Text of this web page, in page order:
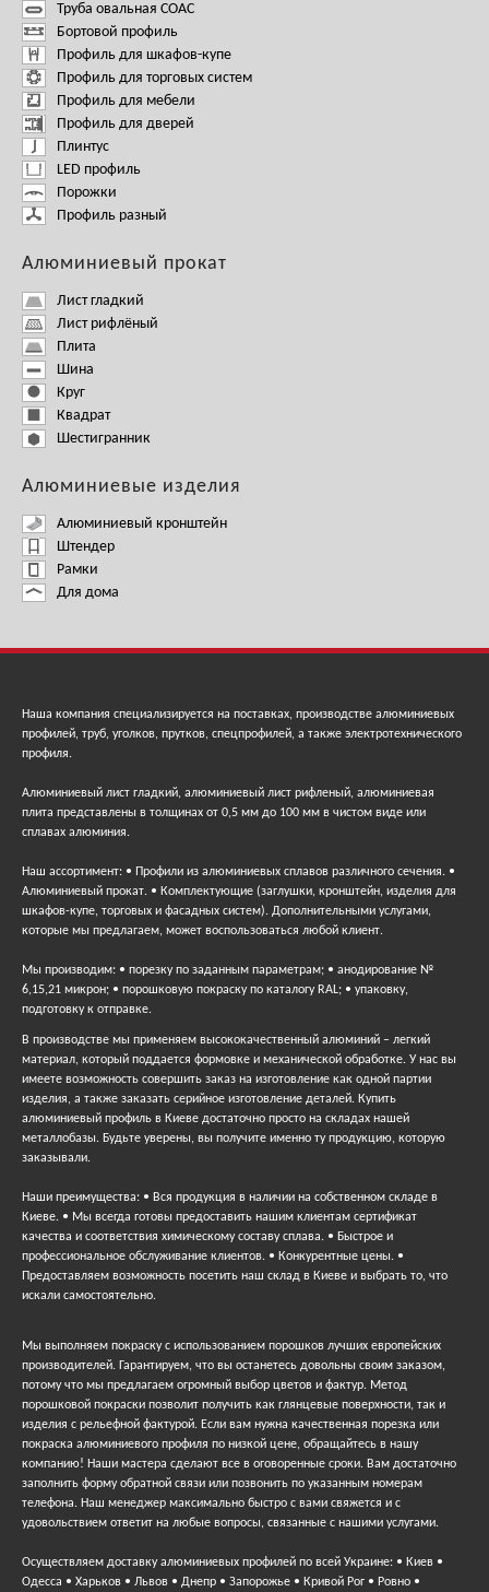
Труба овальная СОАС
Бортовой профиль
Профиль для шкафов-купе
Профиль для торговых систем
Профиль для мебели
Профиль для дверей
Плинтус
LED профиль
Порожки
Профиль разный
Алюминиевый прокат
Лист гладкий
Лист рифлёный
Плита
Шина
Круг
Квадрат
Шестигранник
Алюминиевые изделия
Алюминиевый кронштейн
Штендер
Рамки
Для дома
Наша компания специализируется на поставках, производстве алюминиевых
профилей, труб, уголков, прутков, спецпрофилей, а также электротехнического
профиля.
Алюминиевый лист гладкий, алюминиевый лист рифленый, алюминиевая
плита представлены в толщинах от 0,5 мм до 100 мм в чистом виде или
сплавах алюминия.
Наш ассортимент: • Профили из алюминиевых сплавов различного сечения. •
Алюминиевый прокат. • Комплектующие (заглушки, кронштейн, изделия для
шкафов-купе, торговых и фасадных систем). Дополнительными услугами,
которые мы предлагаем, может воспользоваться любой клиент.
Мы производим: • порезку по заданным параметрам; • анодирование №
6,15,21 микрон; • порошковую покраску по каталогу RAL; • упаковку,
подготовку к отправке.
В производстве мы применяем высококачественный алюминий – легкий
материал, который поддается формовке и механической обработке. У нас вы
имеете возможность совершить заказ на изготовление как одной партии
изделия, а также заказать серийное изготовление деталей. Купить
алюминиевый профиль в Киеве достаточно просто на складах нашей
металлобазы. Будьте уверены, вы получите именно ту продукцию, которую
заказывали.
Наши преимущества: • Вся продукция в наличии на собственном складе в
Киеве. • Мы всегда готовы предоставить нашим клиентам сертификат
качества и соответствия химическому составу сплава. • Быстрое и
профессиональное обслуживание клиентов. • Конкурентные цены. •
Предоставляем возможность посетить наш склад в Киеве и выбрать то, что
искали самостоятельно.
Мы выполняем покраску с использованием порошков лучших европейских
производителей. Гарантируем, что вы останетесь довольны своим заказом,
потому что мы предлагаем огромный выбор цветов и фактур. Метод
порошковой покраски позволит получить как глянцевые поверхности, так и
изделия с рельефной фактурой. Если вам нужна качественная порезка или
покраска алюминиевого профиля по низкой цене, обращайтесь в нашу
компанию! Наши мастера сделают все в оговоренные сроки. Вам достаточно
заполнить форму обратной связи или позвонить по указанным номерам
телефона. Наш менеджер максимально быстро с вами свяжется и с
удовольствием ответит на любые вопросы, связанные с нашими услугами.
Осуществляем доставку алюминиевых профилей по всей Украине: • Киев •
Одесса • Харьков • Львов • Днепр • Запорожье • Кривой Рог • Ровно •